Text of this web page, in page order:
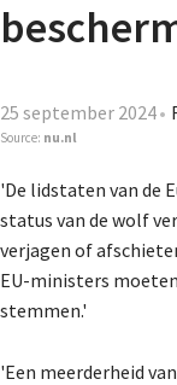
25 september 2024
Source: nu.nl
'De lidstaten van de
status van de wolf
verjagen of
EU-ministers
stemmen.'
'Een meerderheid